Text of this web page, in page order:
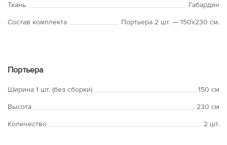
Ткань
Габардин
Состав комплекта
Портьера 2 шт. — 150х230 см.
Портьера
Ширина 1 шт. (без сборки)
150 см
Высота
230 см
Количество
2 шт.